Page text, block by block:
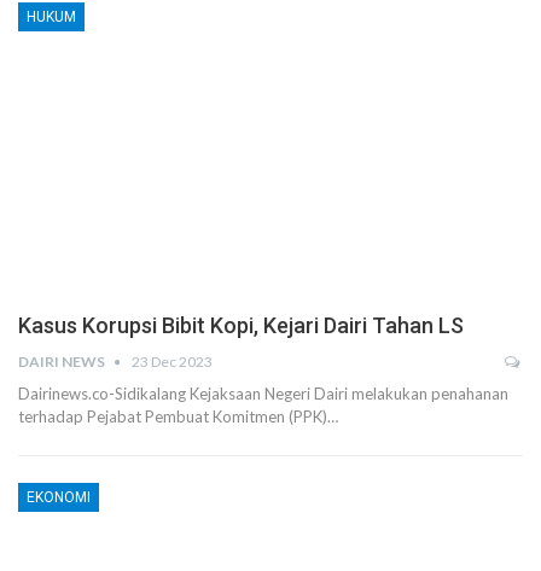
HUKUM
Kasus Korupsi Bibit Kopi, Kejari Dairi Tahan LS
DAIRI NEWS 23 Dec 2023
Dairinews.co-Sidikalang Kejaksaan Negeri Dairi melakukan penahanan
terhadap Pejabat Pembuat Komitmen (PPK)…
EKONOMI